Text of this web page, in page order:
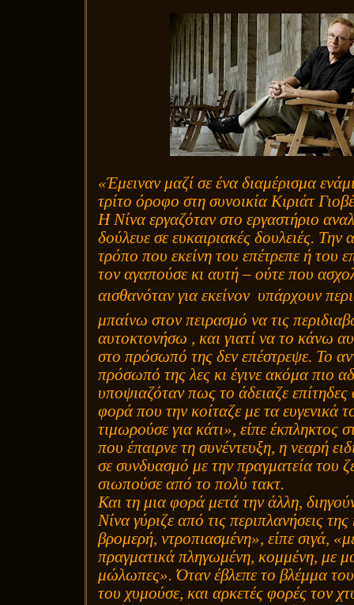
«Έμειναν μαζί σε ένα διαμέρισμα
τρίτο όροφο στη συνοικία Κιριάτ
Η Νίνα εργαζόταν στο εργαστήριο
δούλευε σε ευκαιριακές δουλειές. Την
τρόπο που εκείνη του επέτρεπε ή του
τον αγαπούσε κι αυτή – ούτε που
αισθανόταν για εκείνον υπάρχουν
μπαίνω στον πειρασμό να τις
αυτοκτονήσω , και γιατί να το κάνω
στο πρόσωπό της δεν επέστρεψε. Το
πρόσωπό της λες κι έγινε ακόμα πιο
υποψιαζόταν πως το άδειαζε
φορά που την κοίταζε με τα ευγενικά
τιμωρούσε για κάτι», είπε έκπληκτος
που έπαιρνε τη συνέντευξη, η νεαρή
σε συνδυασμό με την πραγματεία του
σιωπούσε από το πολύ τακτ.
Και τη μια φορά μετά την άλλη,
Νίνα γύριζε από τις περιπλανήσεις
βρομερή, ντροπιασμένη», είπε σιγά,
πραγματικά πληγωμένη, κομμένη, με
μώλωπες». Όταν έβλεπε το βλέμμα
του χυμούσε, και αρκετές φορές τον